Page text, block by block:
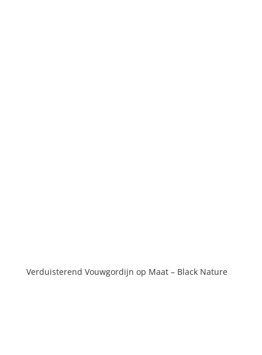
Verduisterend Vouwgordijn op Maat – Black Nature